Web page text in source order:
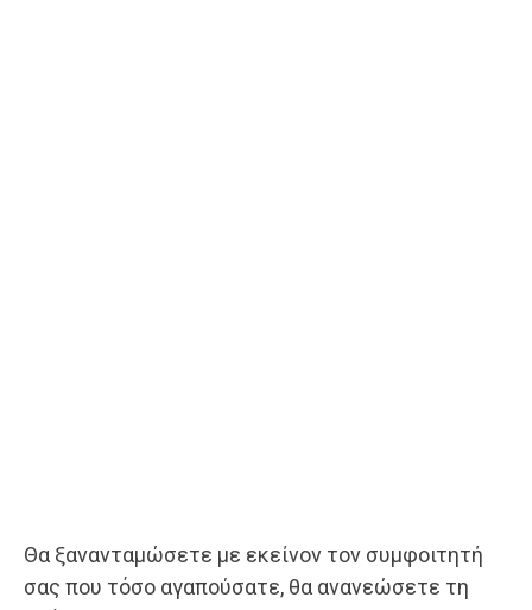
Θα ξανανταμώσετε με εκείνον τον συμφοιτητή
σας που τόσο αγαπούσατε, θα ανανεώσετε τη